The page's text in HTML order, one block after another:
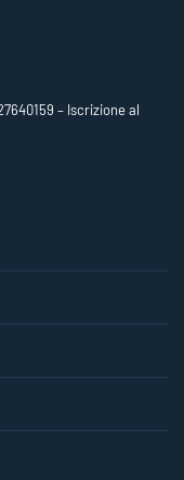
– Iscrizione al